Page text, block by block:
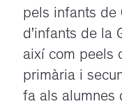
pels infants de
d’infants de la
així com peels
primària i
fa als alumnes